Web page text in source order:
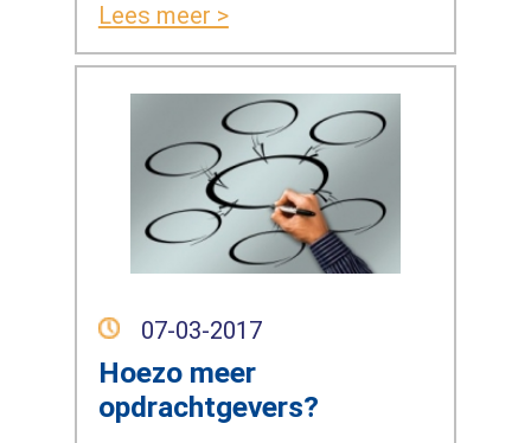
Lees meer >
07-03-2017
Hoezo meer
opdrachtgevers?